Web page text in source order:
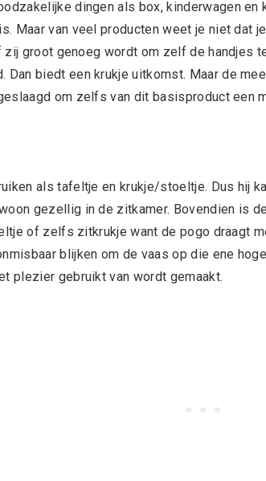
dingen als box, kinderwagen
Maar van veel producten weet je niet dat
groot genoeg wordt om zelf de handjes
Dan biedt een krukje uitkomst. Maar de
om zelfs van dit basisproduct een
als tafeltje en krukje/stoeltje. Dus hij
gezellig in de zitkamer. Bovendien is
of zelfs zitkrukje want de pogo draagt
blijken om de vaas op die ene
plezier gebruikt van wordt gemaakt.